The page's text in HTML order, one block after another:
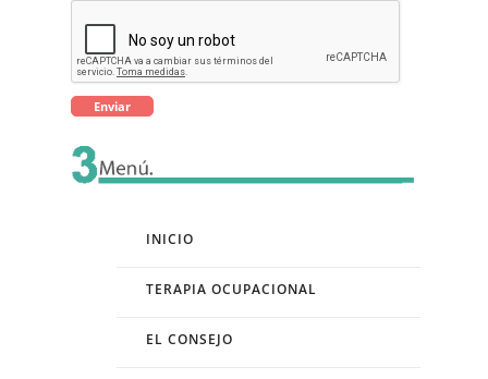
INICIO
TERAPIA OCUPACIONAL
EL CONSEJO